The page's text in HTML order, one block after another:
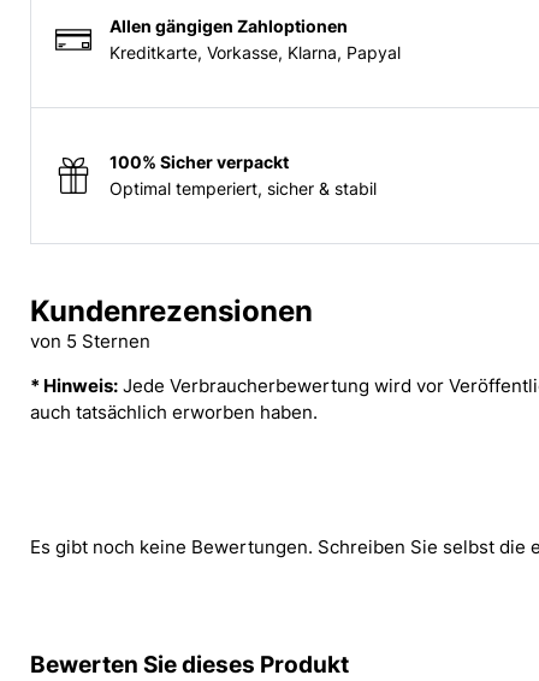
Allen gängigen Zahloptionen
Kreditkarte, Vorkasse, Klarna, Papyal
100% Sicher verpackt
Optimal temperiert, sicher & stabil
Kundenrezensionen
von 5 Sternen
* Hinweis: Jede Verbraucherbewertung wird vor
auch tatsächlich erworben haben.
Es gibt noch keine Bewertungen. Schreiben Sie selbst die
Bewerten Sie dieses Produkt